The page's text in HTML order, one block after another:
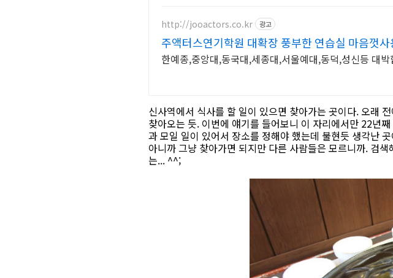
http://jooactors.co.kr 광고
주액터스연기학원 대확장 풍부한 연습실 마음껏
한예종,중앙대,동국대,세종대,서울예대,동덕,성신등 대
신사역에서 식사를 할 일이 있으면 찾아가는 곳이다. 오래
찾아오는 듯. 이번에 얘기를 들어보니 이 자리에서만 22년
과 모일 일이 있어서 장소를 정해야 했는데 불현듯 생각난
아니까 그냥 찾아가면 되지만 다른 사람들은 모르니까. 검
는... ^^;